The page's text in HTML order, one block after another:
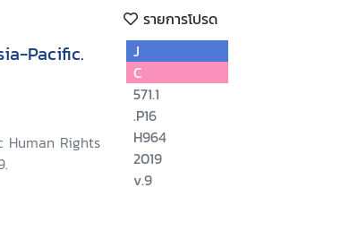
รายการโปรด
Pacific.
Human Rights
J
C
571.1
.P16
H964
2019
v.9